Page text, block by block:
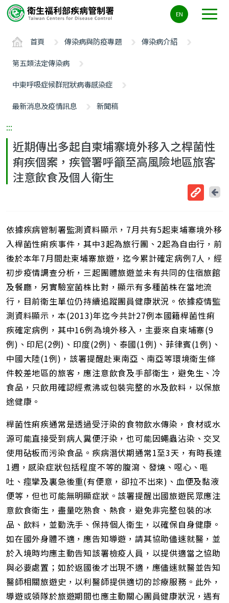
要
ALT+C
EN
首頁 傳染病與防疫專題
傳染病介紹
第五類法定傳染病
中東呼吸症候群冠狀病毒感染症
最新消息及疫情訊息
新聞稿
:::
近期傳出多起自柬埔寨境外移入之桿菌性
痢疾個案，疾管署呼籲至高風險地區旅客
注意飲食及個人衛生
短
網
址
回
頁
依據疾病管制署監測資料顯示，7月共有5起柬埔寨境外移
入桿菌性痢疾事件，其中3起為旅行團、2起為自由行，前
後於本年7月間赴柬埔寨旅遊，迄今累計確定病例7人，經
初步疫情調查分析，三起團體旅遊並未有共同的住宿旅館
及餐廳，另實驗室菌株比對，顯示有多種菌株在當地流
行，目前衛生單位仍持續追蹤團員健康狀況。依據疫情監
測資料顯示，本(2013)年迄今共計27例本國籍桿菌性痢
疾確定病例，其中16例為境外移入，主要來自柬埔寨(9
例)、印尼(2例)、印度(2例)、泰國(1例)、菲律賓(1例)、
中國大陸(1例)，該署提醒赴東南亞、南亞等環境衛生條
件較差地區的旅客，應注意飲食及手部衛生，避免生、冷
食品，只飲用確認經煮沸或包裝完整的水及飲料，以保旅
途健康。
桿菌性痢疾通常是透過受汙染的食物飲水傳染，食材或水
源可能直接受到病人糞便汙染，也可能因蠅蟲沾染、交叉
使用砧板而污染食品。疾病潛伏期通常1至3天，有時長達
1週，感染症狀包括程度不等的腹瀉、發燒、噁心、嘔
吐、痙攣及裏急後重(有便意，卻拉不出來)、血便及黏液
便等，但也可能無明顯症狀。該署提醒出國旅遊民眾應注
意飲食衛生，盡量吃熟食、熱食，避免非完整包裝的冰
品、飲料，並勤洗手、保持個人衛生，以確保自身健康。
如在國外身體不適，應告知導遊，請其協助儘速就醫，並
於入境時均應主動告知該署檢疫人員，以提供適當之協助
與必要處置；如於返國後才出現不適，應儘速就醫並告知
醫師相關旅遊史，以利醫師提供適切的診療服務。此外，
導遊或領隊於旅遊期間也應主動關心團員健康狀況，遇有